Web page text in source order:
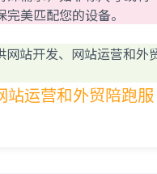
美匹配您的设备。
站开发、网站运营和外
站运营和外贸陪跑服